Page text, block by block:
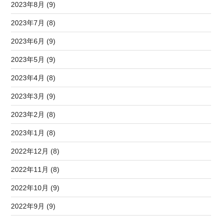
2023年8月 (9)
2023年7月 (8)
2023年6月 (9)
2023年5月 (9)
2023年4月 (8)
2023年3月 (9)
2023年2月 (8)
2023年1月 (8)
2022年12月 (8)
2022年11月 (8)
2022年10月 (9)
2022年9月 (9)